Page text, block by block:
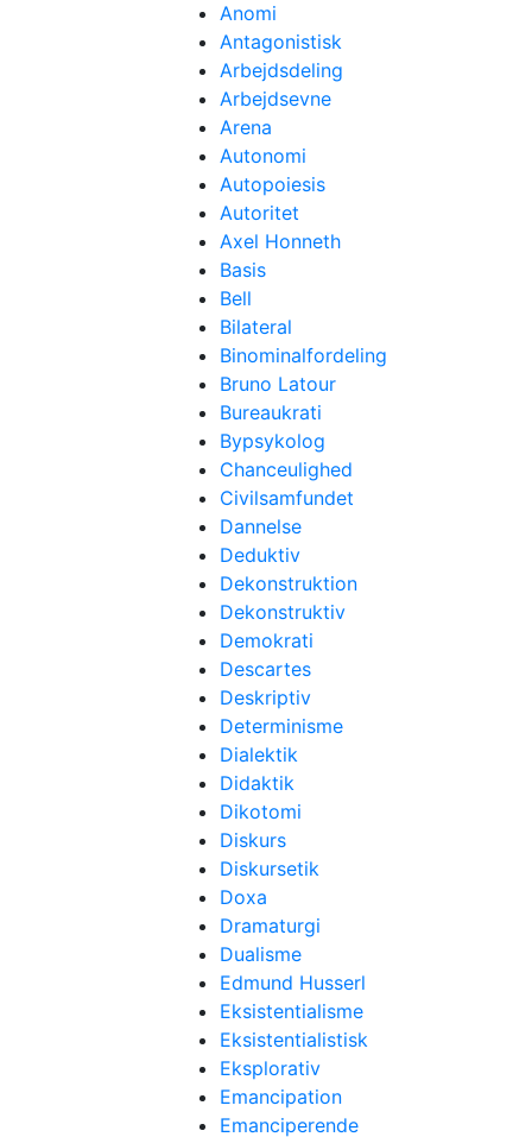
Anomi
Antagonistisk
Arbejdsdeling
Arbejdsevne
Arena
Autonomi
Autopoiesis
Autoritet
Axel Honneth
Basis
Bell
Bilateral
Binominalfordeling
Bruno Latour
Bureaukrati
Bypsykolog
Chanceulighed
Civilsamfundet
Dannelse
Deduktiv
Dekonstruktion
Dekonstruktiv
Demokrati
Descartes
Deskriptiv
Determinisme
Dialektik
Didaktik
Dikotomi
Diskurs
Diskursetik
Doxa
Dramaturgi
Dualisme
Edmund Husserl
Eksistentialisme
Eksistentialistisk
Eksplorativ
Emancipation
Emanciperende